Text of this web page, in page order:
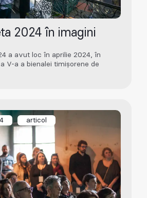
2024 în imagini
a avut loc în aprilie 2024, în
V-a a bienalei timișorene de
articol